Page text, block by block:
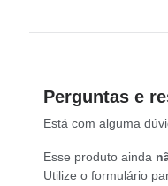
Perguntas e
Está com alguma
Esse produto ainda
Utilize o formulário